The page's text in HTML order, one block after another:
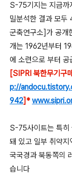
S-75기지는 지금까
밀분석한 결과 모
군축연구소]가 공개
개는 1962년부터
에 소련으로 부터
[SIPRI 북한무기구
p://
942]*
S-75사이트는 특히
돼 있고 일부 취약
국국경과 북동쪽의
습니다